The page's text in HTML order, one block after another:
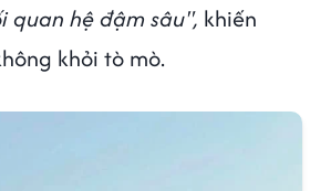
quan hệ đậm sâu", khiến
khỏi tò mò.